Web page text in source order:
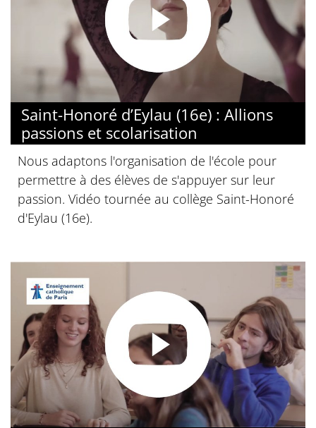
Saint-Honoré d’Eylau (16e) : Allions
passions et scolarisation
Nous adaptons l'organisation de l'école pour
permettre à des élèves de s'appuyer sur leur
passion. Vidéo tournée au collège Saint-Honoré
d'Eylau (16e).